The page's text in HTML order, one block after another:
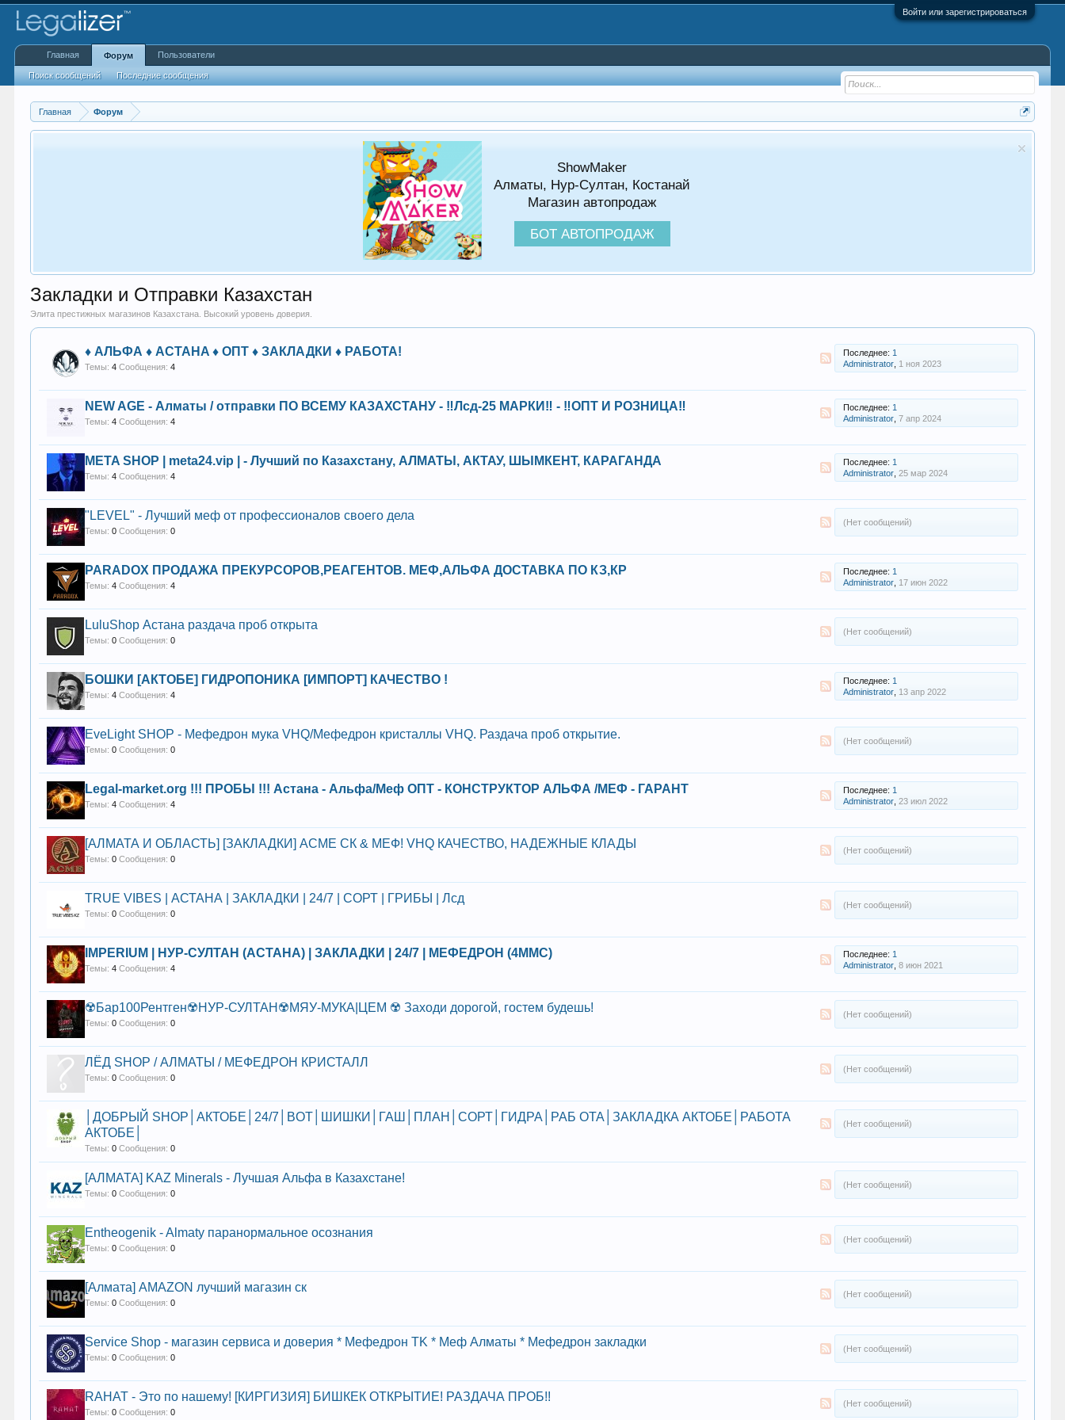
Войти или зарегистрироваться
Главная Форум
ShowMaker
Алматы, Нур-Султан, Костанай
Магазин автопродаж
БОТ АВТОПРОДАЖ
Закладки и Отправки Казахстан
Элита престижных магазинов Казахстана. Высокий уровень доверия.
♦️ АЛЬФА ♦️ АСТАНA ♦️ ОПТ ♦️ ЗАКЛАДКИ ♦️ РАБОТА!
Темы: 4 Сообщения: 4
Последнее: 1
Administrator, 1 ноя 2023
️NEW AGE - Алматы / отправки ПО ВСЕМУ КАЗАХСТАНУ - ‼️Лсд-25 МАРКИ‼️ - ‼️ОПТ И РОЗНИЦА‼️
Темы: 4 Сообщения: 4
Последнее: 1
Administrator, 7 апр 2024
META SHOP | meta24.vip | - Лучший по Казахстану, АЛМАТЫ, АКТАУ, ШЫМКЕНТ, КАРАГАНДА
Темы: 4 Сообщения: 4
Последнее: 1
Administrator, 25 мар 2024
"LEVEL" - Лучший меф от профессионалов своего дела
Темы: 0 Сообщения: 0
(Нет сообщений)
PARADOX ПРОДАЖА ПРЕКУРСОРОВ,РЕАГЕНТОВ. МЕФ,АЛЬФА ДОСТАВКА ПО КЗ,КР
Темы: 4 Сообщения: 4
Последнее: 1
Administrator, 17 июн 2022
LuluShop Астана раздача проб открыта
Темы: 0 Сообщения: 0
(Нет сообщений)
БОШКИ [АКТОБЕ] ГИДРОПОНИКА [ИМПОРТ] КАЧЕСТВО !
Темы: 4 Сообщения: 4
Последнее: 1
Administrator, 13 апр 2022
EveLight SHOP - Мефедрон мука VHQ/Мефедрон кристаллы VHQ. Раздача проб открытие.
Темы: 0 Сообщения: 0
(Нет сообщений)
Legal-market.org !!! ПРОБЫ !!! Астана - Альфа/Меф ОПТ - КОНСТРУКТОР АЛЬФА /МЕФ - ГАРАНТ
Темы: 4 Сообщения: 4
Последнее: 1
Administrator, 23 июл 2022
[АЛМАТА И ОБЛАСТЬ] [ЗАКЛАДКИ] ACME СК & МЕФ! VHQ КАЧЕСТВО, НАДЕЖНЫЕ КЛАДЫ
Темы: 0 Сообщения: 0
(Нет сообщений)
TRUE VIBES | АСТАНА | ЗАКЛАДКИ | 24/7 | СОРТ | ГРИБЫ | Лсд
Темы: 0 Сообщения: 0
(Нет сообщений)
IMPERIUM | НУР-СУЛТАН (АСТАНА) | ЗАКЛАДКИ | 24/7 | МЕФЕДРОН (4MMC)
Темы: 4 Сообщения: 4
Последнее: 1
Administrator, 8 июн 2021
☢️Бар100Рентген☢️НУР-СУЛТАН☢️МЯУ-МУКА|ЦЕМ ☢️ Заходи дорогой, гостем будешь!
Темы: 0 Сообщения: 0
(Нет сообщений)
ЛЁД SHOP / АЛМАТЫ / МЕФЕДРОН КРИСТАЛЛ
Темы: 0 Сообщения: 0
(Нет сообщений)
│ДОБРЫЙ SHOP│АКТОБЕ│24/7│BOT│ШИШКИ│ГАШ│ПЛАН│СОРТ│ГИДРА│РАБ ОТА│ЗАКЛАДКА АКТОБЕ│РАБОТА
АКТОБЕ│
Темы: 0 Сообщения: 0
(Нет сообщений)
[АЛМАТА] KAZ Minerals - Лучшая Альфа в Казахстане!
Темы: 0 Сообщения: 0
(Нет сообщений)
Entheogenik - Almaty паранормальное осознания
Темы: 0 Сообщения: 0
(Нет сообщений)
[Алмата] AMAZON лучший магазин ск
Темы: 0 Сообщения: 0
(Нет сообщений)
Service Shop - магазин сервиса и доверия * Мефедрон TK * Меф Алматы * Мефедрон закладки
Темы: 0 Сообщения: 0
(Нет сообщений)
RAHAT - Это по нашему! [КИРГИЗИЯ] БИШКЕК ОТКРЫТИЕ! РАЗДАЧА ПРОБ!!
Темы: 0 Сообщения: 0
(Нет сообщений)
Главная Форум
Поиск сообщений Последние сообщения
Пользователи